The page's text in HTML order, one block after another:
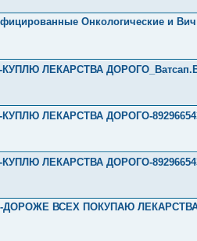
Онкологические и
КУПЛЮ ЛЕКАРСТВА
КУПЛЮ ЛЕКАРСТВА ДОРОГО-
КУПЛЮ ЛЕКАРСТВА ДОРОГО-
ДОРОЖЕ ВСЕХ ПОКУПАЮ